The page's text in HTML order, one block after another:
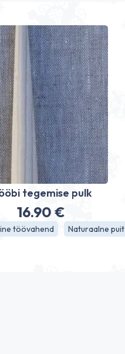
tegemise pulk
16.90€
töövahend Naturaalne puit